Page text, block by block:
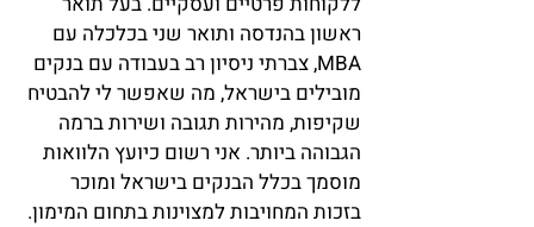
ראשון בהנדסה ותואר שני בכלכלה עם
MBA, צברתי ניסיון רב בעבודה עם בנקים
מובילים בישראל, מה שאפשר לי להבטיח
שקיפות, מהירות תגובה ושירות ברמה
הגבוהה ביותר. אני רשום כיועץ הלוואות
מוסמך בכלל הבנקים בישראל ומוכר
בזכות המחויבות למצוינות בתחום המימון.